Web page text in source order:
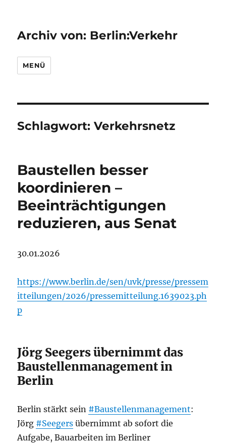
Archiv von: Berlin:Verkehr
MENÜ
Schlagwort:Verkehrsnetz
Baustellen besser
koordinieren –
Beeinträchtigungen
reduzieren, aus Senat
30.01.2026
https://www.berlin.de/sen/uvk/presse/pressem
itteilungen/2026/pressemitteilung.1639023.ph
p
Jörg Seegers übernimmt das
Baustellenmanagement in
Berlin
Berlin stärkt sein #Baustellenmanagement:
Jörg #Seegers übernimmt ab sofort die
Aufgabe, Bauarbeiten im Berliner